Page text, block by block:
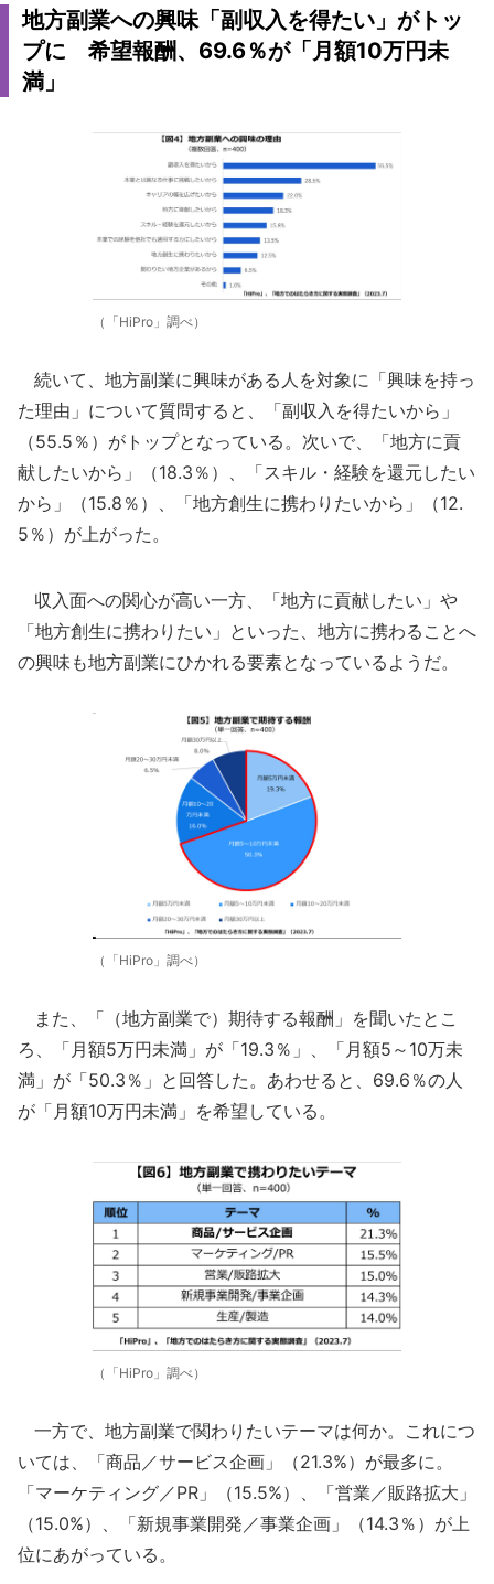
地方副業への興味「副収入を得たい」がトッ
プに 希望報酬、69.6％が「月額10万円未
満」
（「HiPro」調べ）
続いて、地方副業に興味がある人を対象に「興味を持っ
た理由」について質問すると、「副収入を得たいから」
（55.5％）がトップとなっている。次いで、「地方に貢
献したいから」（18.3％）、「スキル・経験を還元したい
から」（15.8％）、「地方創生に携わりたいから」（12.
5％）が上がった。
収入面への関心が高い一方、「地方に貢献したい」や
「地方創生に携わりたい」といった、地方に携わることへ
の興味も地方副業にひかれる要素となっているようだ。
（「HiPro」調べ）
また、「（地方副業で）期待する報酬」を聞いたとこ
ろ、「月額5万円未満」が「19.3％」、「月額5～10万未
満」が「50.3％」と回答した。あわせると、69.6％の人
が「月額10万円未満」を希望している。
（「HiPro」調べ）
一方で、地方副業で関わりたいテーマは何か。これにつ
いては、「商品／サービス企画」（21.3%）が最多に。
「マーケティング／PR」（15.5%）、「営業／販路拡大」
（15.0%）、「新規事業開発／事業企画」（14.3％）が上
位にあがっている。